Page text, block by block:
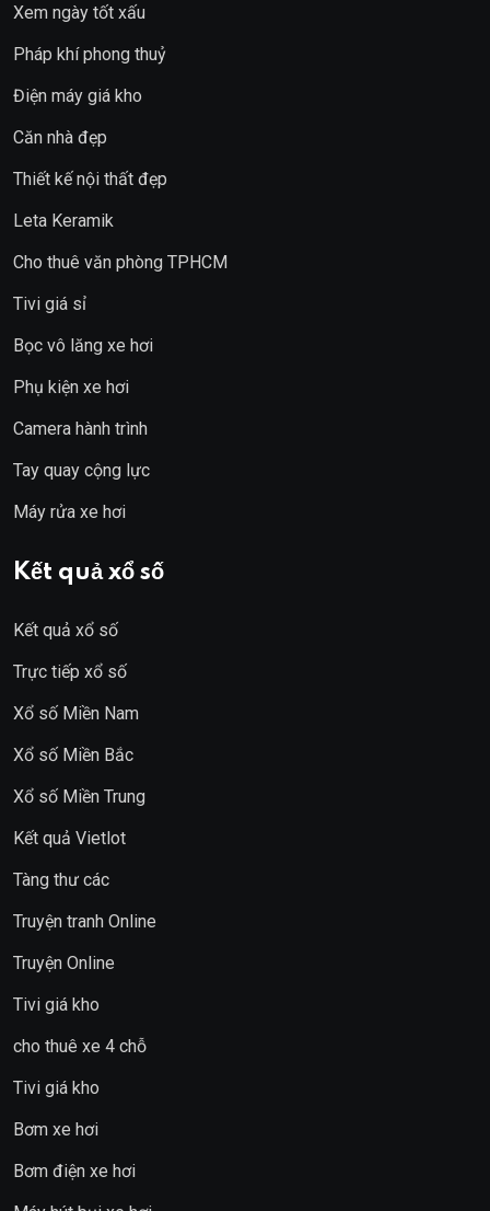
Xem ngày tốt xấu
Pháp khí phong thuỷ
Điện máy giá kho
Căn nhà đẹp
Thiết kế nội thất đẹp
Leta Keramik
Cho thuê văn phòng TPHCM
Tivi giá sỉ
Bọc vô lăng xe hơi
Phụ kiện xe hơi
Camera hành trình
Tay quay cộng lực
Máy rửa xe hơi
Kết quả xổ số
Kết quả xổ số
Trực tiếp xổ số
Xổ số Miền Nam
Xổ số Miền Bắc
Xổ số Miền Trung
Kết quả Vietlot
Tàng thư các
Truyện tranh Online
Truyện Online
Tivi giá kho
cho thuê xe 4 chỗ
Tivi giá kho
Bơm xe hơi
Bơm điện xe hơi